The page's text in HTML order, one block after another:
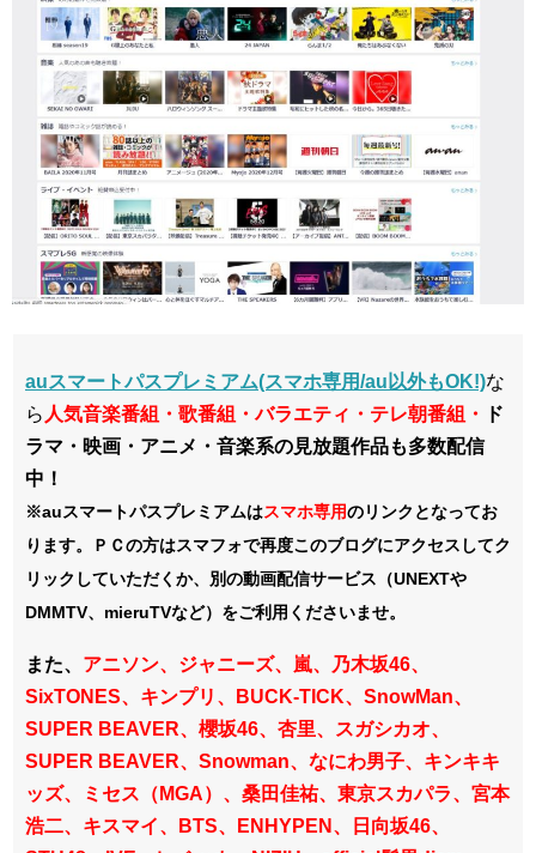
auスマートパスプレミアム(スマホ専用/au以外もOK!)な
ら 人気音楽番組・歌番組・バラエティ・ テレ朝番組・
ド
ラマ・映画・アニメ・音楽系の見放題作品も多数配信
中！
※auスマートパスプレミアムはスマホ専用のリンクとなってお
ります。ＰＣの方はスマフォで再度このブログにアクセスしてク
リックしていただくか、別の動画配信サービス（UNEXTや
DMMTV、mieruTVなど）をご利用くださいませ。
また、 アニソン、ジャニーズ、嵐、乃木坂46、
SixTONES、 キンプリ、BUCK-TICK、SnowMan、
SUPER BEAVER、櫻坂46、杏里、スガシカオ、
SUPER BEAVER、Snowman、なにわ男子、キンキキ
ッズ、ミセス（MGA）、桑田佳祐、東京スカパラ、宮本
浩二、キスマイ、BTS、ENHYPEN、日向坂46、